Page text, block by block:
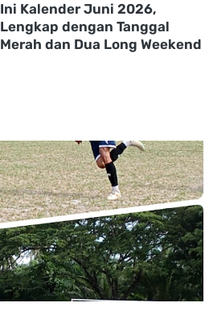
Ini Kalender Juni 2026,
Lengkap dengan Tanggal
Merah dan Dua Long Weekend